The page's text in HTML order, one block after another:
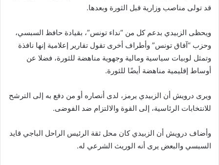
قد تولى مناصب وزارية قبل الثورة وبعدها.
ويحظى الزبيدي بدعم كل من “نداء تونس”، بقيادة حافظ السبسي،
وحزب “آفاق تونس” وأطراف أخرى تقول تقارير إعلامية إنها نافذة
وتمثل لوبيات سياسية ومالية وجهوية مناهضة للثورة، فضلا عن
أوساط إقليمية مناهضة أيضًا للثورة.
ويرى درويش أن الزبيدي يرمز، لدى أنصاره أو من دفع به إلى الترشح
للانتخابات الرئاسية، إلى القوة والالتزام ضد الفوضى.
وأضاف درويش أن الزبيدي كان محل ثقة الرئيس الراحل الباجي قايد
السبسي والبعض يرى أنه الوريث الشرعي له.